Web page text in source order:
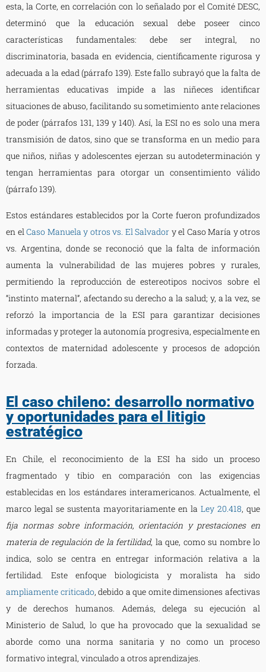
esta, la Corte, en correlación con lo señalado por el Comité DESC,
determinó que la educación sexual debe poseer cinco
características fundamentales: debe ser integral, no
discriminatoria, basada en evidencia, científicamente rigurosa y
adecuada a la edad (párrafo 139). Este fallo subrayó que la falta de
herramientas educativas impide a las niñeces identificar
situaciones de abuso, facilitando su sometimiento ante relaciones
de poder (párrafos 131, 139 y 140). Así, la ESI no es solo una mera
transmisión de datos, sino que se transforma en un medio para
que niños, niñas y adolescentes ejerzan su autodeterminación y
tengan herramientas para otorgar un consentimiento válido
(párrafo 139).
Estos estándares establecidos por la Corte fueron profundizados
en elCaso Manuela y otros vs. El Salvador y el Caso María y otros
vs. Argentina, donde se reconoció que la falta de información
aumenta la vulnerabilidad de las mujeres pobres y rurales,
permitiendo la reproducción de estereotipos nocivos sobre el
“instinto maternal”, afectando su derecho a la salud; y, a la vez, se
reforzó la importancia de la ESI para garantizar decisiones
informadas y proteger la autonomía progresiva, especialmente en
contextos de maternidad adolescente y procesos de adopción
forzada.
El caso chileno: desarrollo normativo
y oportunidades para el litigio
estratégico
En Chile, el reconocimiento de la ESI ha sido un proceso
fragmentado y tibio en comparación con las exigencias
establecidas en los estándares interamericanos. Actualmente, el
marco legal se sustenta mayoritariamente en la Ley 20.418, que
fija normas sobre información, orientación y prestaciones en
materia de regulación de la fertilidad, la que, como su nombre lo
indica, solo se centra en entregar información relativa a la
fertilidad. Este enfoque biologicista y moralista ha sido
ampliamente criticado, debido a que omite dimensiones afectivas
y de derechos humanos. Además, delega su ejecución al
Ministerio de Salud, lo que ha provocado que la sexualidad se
aborde como una norma sanitaria y no como un proceso
formativo integral, vinculado a otros aprendizajes.